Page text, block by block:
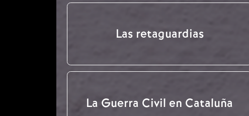
Las retaguardias
La Guerra Civil en Cataluña